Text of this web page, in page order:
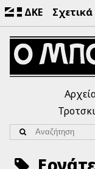
ΔΚΕ Σχετικά